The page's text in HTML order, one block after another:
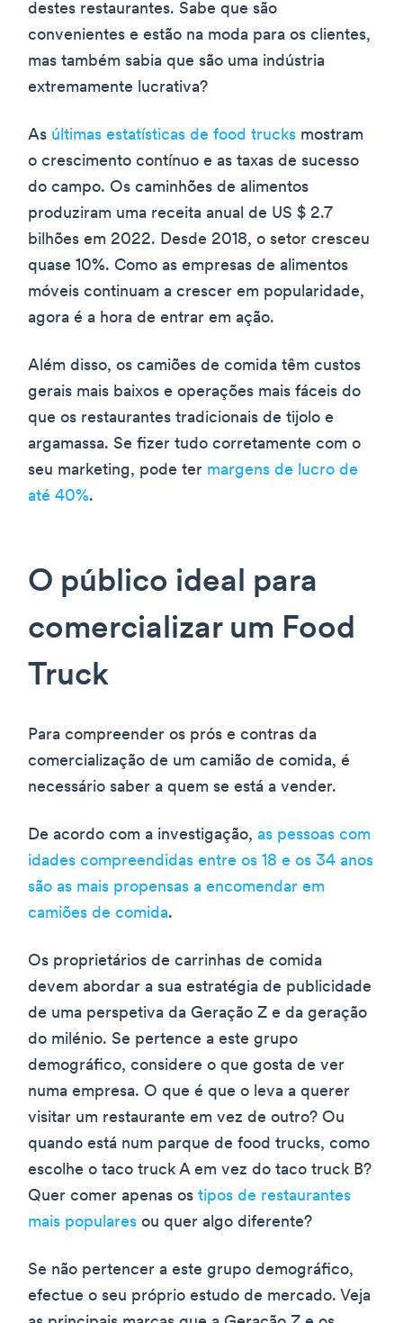
destes restaurantes. Sabe que são
convenientes e estão na moda para os clientes,
mas também sabia que são uma indústria
extremamente lucrativa?
As últimas estatísticas de food trucks mostram
o crescimento contínuo e as taxas de sucesso
do campo. Os caminhões de alimentos
produziram uma receita anual de US $ 2.7
bilhões em 2022. Desde 2018, o setor cresceu
quase 10%. Como as empresas de alimentos
móveis continuam a crescer em popularidade,
agora é a hora de entrar em ação.
Além disso, os camiões de comida têm custos
gerais mais baixos e operações mais fáceis do
que os restaurantes tradicionais de tijolo e
argamassa. Se fizer tudo corretamente com o
seu marketing, pode ter margens de lucro de
até 40%.
O público ideal para
comercializar um Food
Truck
Para compreender os prós e contras da
comercialização de um camião de comida, é
necessário saber a quem se está a vender.
De acordo com a investigação, as pessoas com
idades compreendidas entre os 18 e os 34 anos
são as mais propensas a encomendar em
camiões de comida.
Os proprietários de carrinhas de comida
devem abordar a sua estratégia de publicidade
de uma perspetiva da Geração Z e da geração
do milénio. Se pertence a este grupo
demográfico, considere o que gosta de ver
numa empresa. O que é que o leva a querer
visitar um restaurante em vez de outro? Ou
quando está num parque de food trucks, como
escolhe o taco truck A em vez do taco truck B?
Quer comer apenas os tipos de restaurantes
mais populares ou quer algo diferente?
Se não pertencer a este grupo demográfico,
efectue o seu próprio estudo de mercado. Veja